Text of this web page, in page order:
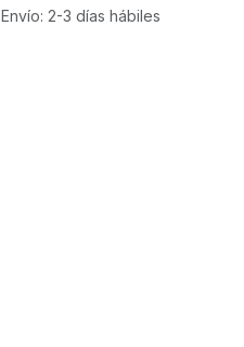
Envío: 2-3 días hábiles